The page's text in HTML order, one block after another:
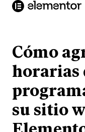
contenido
Cómo
horarias
su sitio